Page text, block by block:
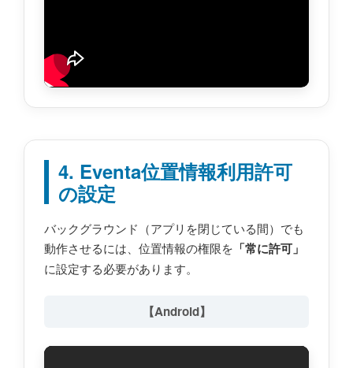
4. Eventa位置情報利用許可
の設定
バックグラウンド（アプリを閉じている間）でも
動作させるには、位置情報の権限を 「常に許可」
に設定する必要があります。
【Android】